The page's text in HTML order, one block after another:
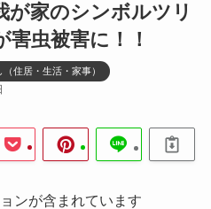
が家のシンボルツリ
虫被害に！！
（住居・生活・家事）
ンが含まれています